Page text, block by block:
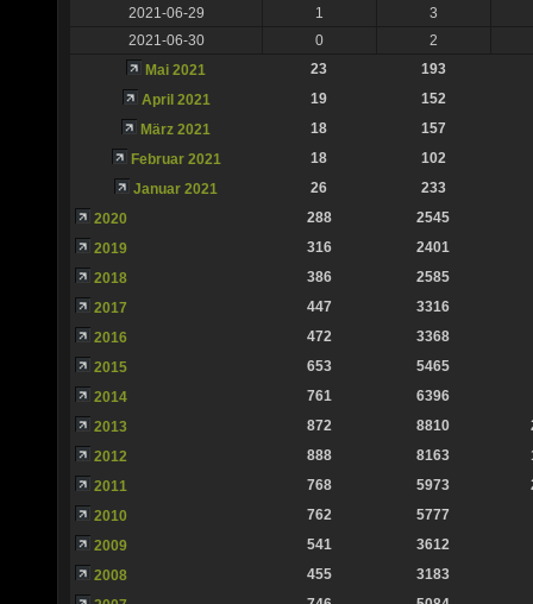
2021-06-29
1
3
2021-06-30
0
2
Mai 2021
23
193
April 2021
19
152
März 2021
18
157
Februar 2021
18
102
Januar 2021
26
233
2020
288
2545
2019
316
2401
2018
386
2585
2017
447
3316
2016
472
3368
2015
653
5465
2014
761
6396
2013
872 8810
2012
888 8163
2011
768 5973
2010
762
5777
2009
541
3612
2008
455
3183